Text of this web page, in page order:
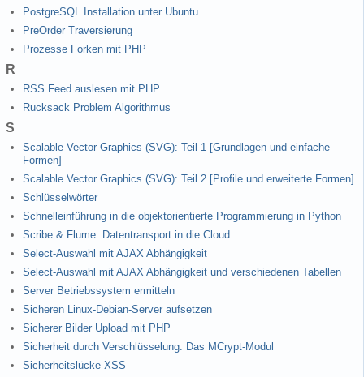
PostgreSQL Installation unter Ubuntu
PreOrder Traversierung
Prozesse Forken mit PHP
R
RSS Feed auslesen mit PHP
Rucksack Problem Algorithmus
S
Scalable Vector Graphics (SVG): Teil 1 [Grundlagen und einfache
Formen]
Scalable Vector Graphics (SVG): Teil 2 [Profile und erweiterte Formen]
Schlüsselwörter
Schnelleinführung in die objektorientierte Programmierung in Python
Scribe & Flume. Datentransport in die Cloud
Select-Auswahl mit AJAX Abhängigkeit
Select-Auswahl mit AJAX Abhängigkeit und verschiedenen Tabellen
Server Betriebssystem ermitteln
Sicheren Linux-Debian-Server aufsetzen
Sicherer Bilder Upload mit PHP
Sicherheit durch Verschlüsselung: Das MCrypt-Modul
Sicherheitslücke XSS